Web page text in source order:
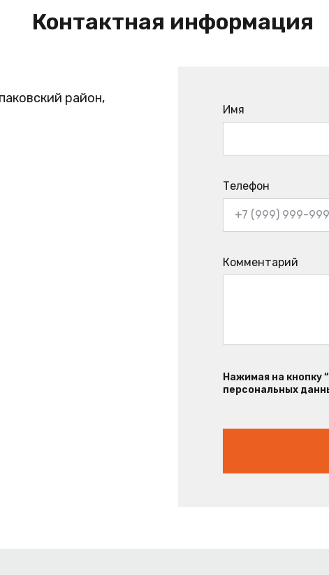
Контактная информация
район,
Имя
Телефон
Комментарий
Нажимая на кнопку
персональных